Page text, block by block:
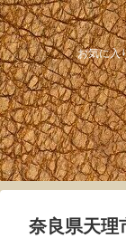
お気に入
奈良県天理